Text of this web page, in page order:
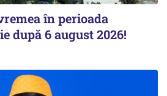
în perioada
după 6 august 2026!